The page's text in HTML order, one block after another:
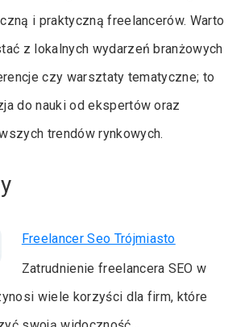
i praktyczną freelancerów. Warto
z lokalnych wydarzeń branżowych
czy warsztaty tematyczne; to
do nauki od ekspertów oraz
trendów rynkowych.
Freelancer Seo Trójmiasto
Zatrudnienie freelancera SEO w
wiele korzyści dla firm, które